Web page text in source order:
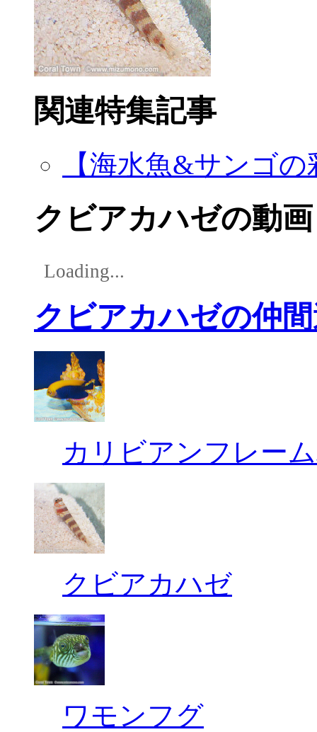
関連特集記事
【海水魚&サンゴ
クビアカハゼの動画
Loading...
クビアカハゼの仲
カリビアンフレー
クビアカハゼ
ワモンフグ